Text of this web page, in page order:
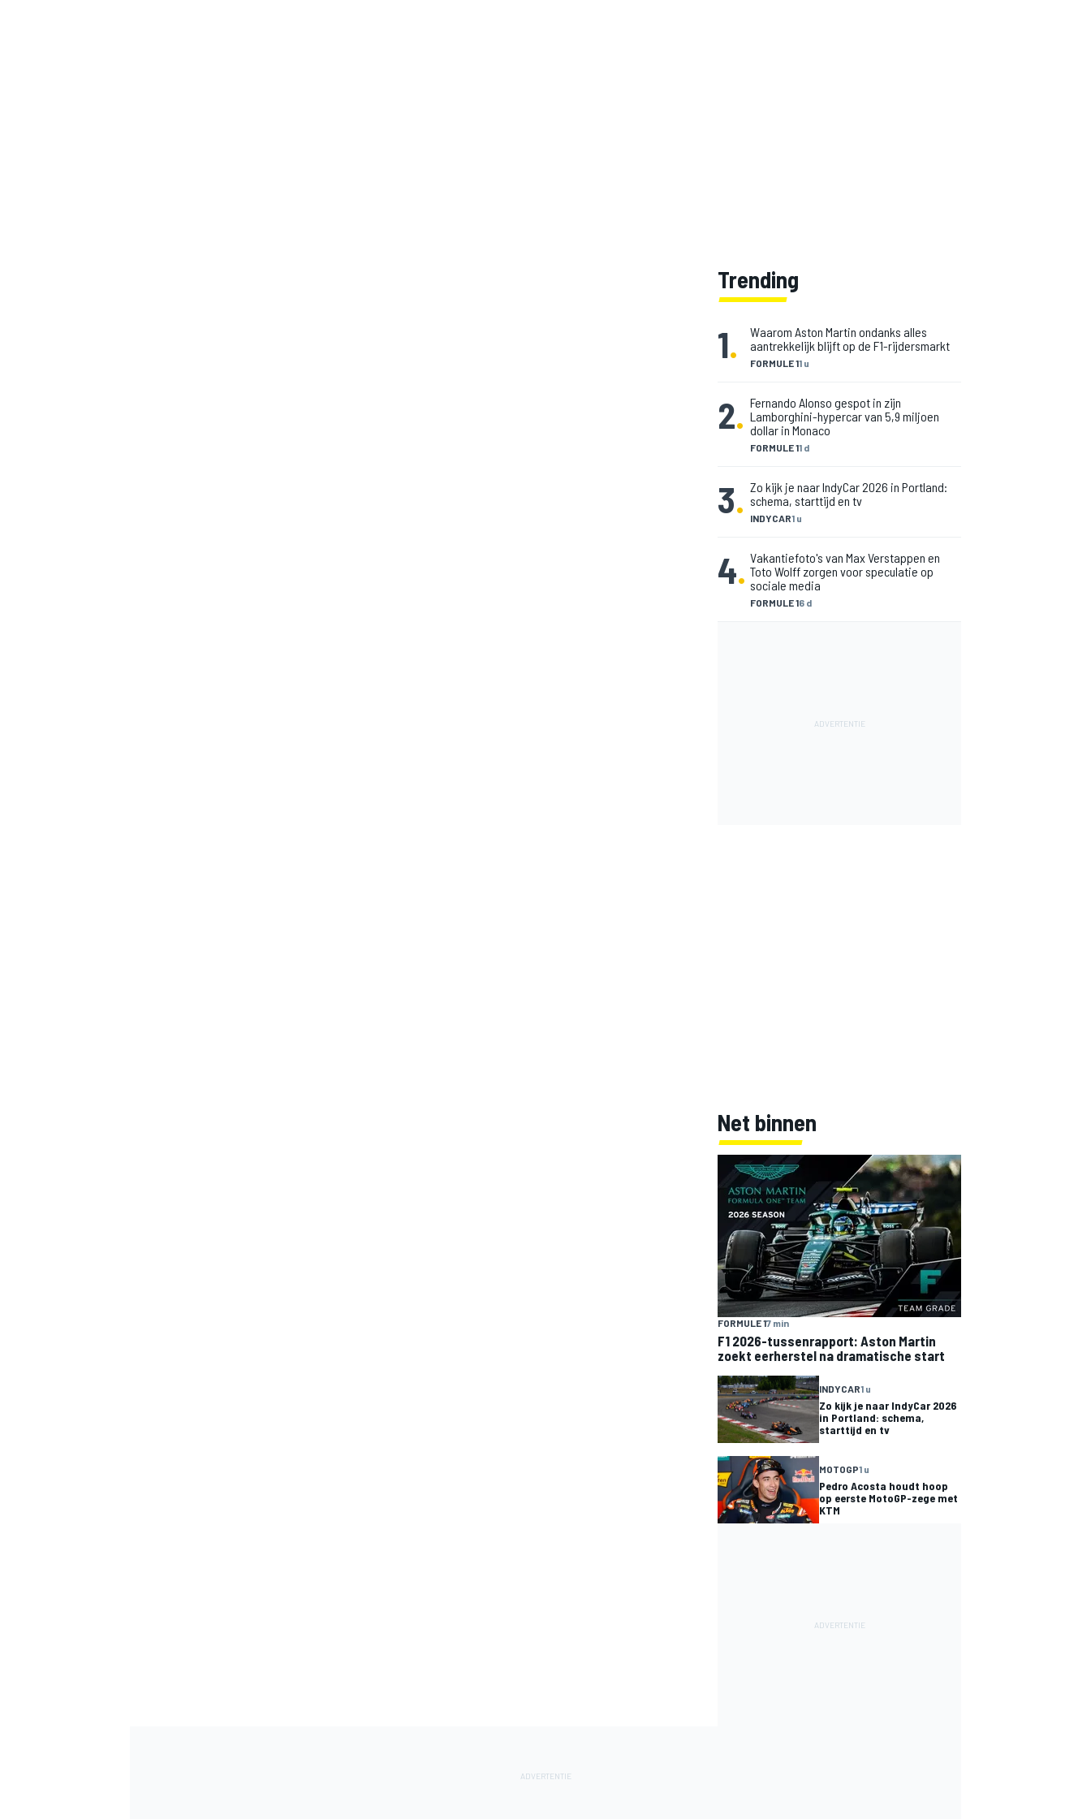
Trending
1. FORMULE 11 u
Waarom Aston Martin ondanks alles
aantrekkelijk blijft op de F1-rijdersmarkt
2.
FORMULE 11 d
Fernando Alonso gespot in zijn
Lamborghini-hypercar van 5,9 miljoen
dollar in Monaco
3. INDYCAR1 u
Zo kijk je naar IndyCar 2026 in Portland:
schema, starttijd en tv
4.
FORMULE 16 d
Vakantiefoto's van Max Verstappen en
Toto Wolff zorgen voor speculatie op
sociale media
Net binnen
FORMULE 17 min
F1 2026-tussenrapport: Aston Martin
zoekt eerherstel na dramatische start
INDYCAR1 u
Zo kijk je naar IndyCar 2026
in Portland: schema,
starttijd en tv
MOTOGP1 u
Pedro Acosta houdt hoop
op eerste MotoGP-zege met
KTM